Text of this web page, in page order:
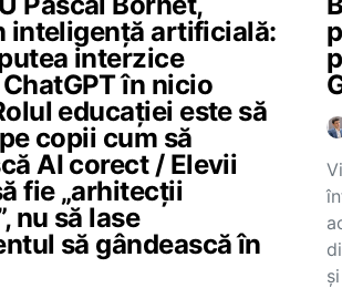
inteligență artificială:
interzice
în nicio
educației este să
copii cum să
AI corect / Elevii
fie „arhitecții
nu să lase
să gândească în